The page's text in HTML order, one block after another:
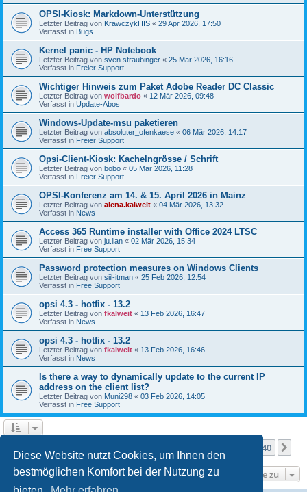
Diese Website nutzt Cookies, um Ihnen den
bestmöglichen Komfort bei der Nutzung zu
OPSI-Kiosk: Markdown-Unterstützung
Letzter Beitrag von KrawczykHIS « 29 Apr 2026, 17:50
Verfasst in Bugs
Kernel panic - HP Notebook
Letzter Beitrag von sven.straubinger « 25 Mär 2026, 16:16
Verfasst in Freier Support
Wichtiger Hinweis zum Paket Adobe Reader DC Classic
Letzter Beitrag von wolfbardo « 12 Mär 2026, 09:48
Verfasst in Update-Abos
Windows-Update-msu paketieren
Letzter Beitrag von absoluter_ofenkaese « 06 Mär 2026, 14:17
Verfasst in Freier Support
Opsi-Client-Kiosk: Kachelngrösse / Schrift
Letzter Beitrag von bobo « 05 Mär 2026, 11:28
Verfasst in Freier Support
OPSI-Konferenz am 14. & 15. April 2026 in Mainz
Letzter Beitrag von alena.kalweit « 04 Mär 2026, 13:32
Verfasst in News
Access 365 Runtime installer with Office 2024 LTSC
Letzter Beitrag von ju.lian « 02 Mär 2026, 15:34
Verfasst in Free Support
Password protection measures on Windows Clients
Letzter Beitrag von siil-itman « 25 Feb 2026, 12:54
Verfasst in Free Support
opsi 4.3 - hotfix - 13.2
Letzter Beitrag von fkalweit « 13 Feb 2026, 16:47
Verfasst in News
opsi 4.3 - hotfix - 13.2
Letzter Beitrag von fkalweit « 13 Feb 2026, 16:46
Verfasst in News
Is there a way to dynamically update to the current IP
address on the client list?
Letzter Beitrag von Muni298 « 03 Feb 2026, 14:05
Verfasst in Free Support
40
Gehe zu